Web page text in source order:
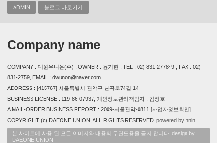
ADMIN 블로그 바로가기
Company name
COMPANY : 대원유니온(주) , OWNER : 윤기현 , TEL : 02) 831-2778~9 , FAX : 02)
831-2759, EMAIL : dwunon@naver.com
ADDRESS : [415767] 서울특별시 관악구 난곡로74길 14
BUSINESS LICENSE : 119-86-07937, 개인정보관리책임자 : 김정호
A MAIL-ORDER BUSINESS REPORT : 2009-서울관악-0811 [사업자정보확인]
COPYRIGHT (c) DAEONE UNION, ALL RIGHTS RESERVED. powered by nnin
본 사이트에 사용 된 모든 이미지와 내용의 무단도용을 금지 합니다. design by
DAEONE UNION